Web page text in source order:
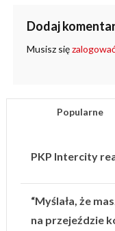
Dodaj
Musisz sięzalogować
Popularne
PKP Intercity
“Myślała, że
na przejeździe